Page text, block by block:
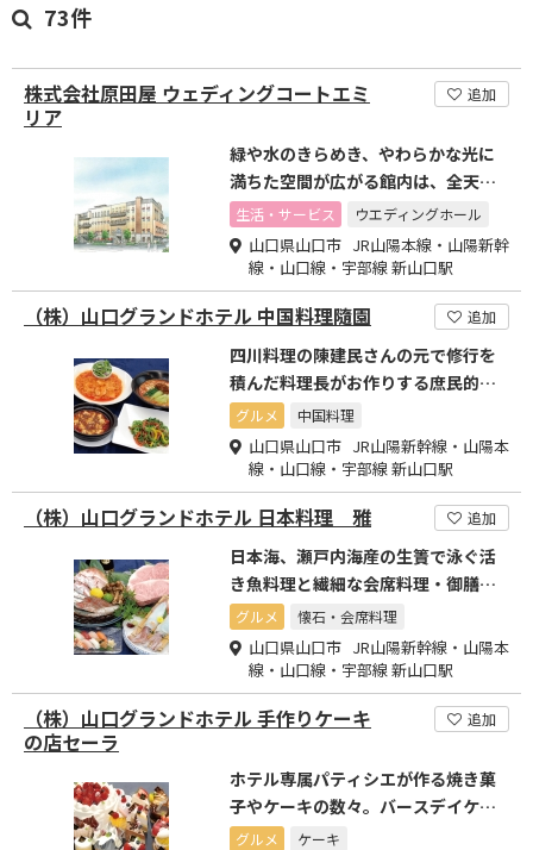
73件
株式会社原田屋 ウェディングコートエミ
リア
追加
緑や水のきらめき、やわらかな光に
満ちた空間が広がる館内は、全天候
対応型で雨の日も安心
生活・サービス ウエディングホール
山口県山口市 JR山陽本線・山陽新幹
線・山口線・宇部線 新山口駅
（株）山口グランドホテル 中国料理隨園 追加
四川料理の陳建民さんの元で修行を
積んだ料理長がお作りする庶民的且
つ本格中国料理です
グルメ 中国料理
山口県山口市 JR山陽新幹線・山陽本
線・山口線・宇部線 新山口駅
（株）山口グランドホテル 日本料理 雅 追加
日本海、瀬戸内海産の生簀で泳ぐ活
き魚料理と繊細な会席料理・御膳を
お楽しみください
グルメ 懐石・会席料理
山口県山口市 JR山陽新幹線・山陽本
線・山口線・宇部線 新山口駅
（株）山口グランドホテル 手作りケーキ
の店セーラ
追加
ホテル専属パティシエが作る焼き菓
子やケーキの数々。バースデイケー
キも承っております
グルメ ケーキ